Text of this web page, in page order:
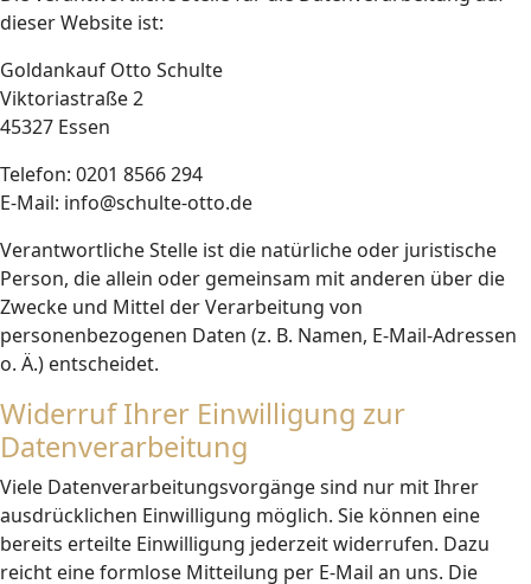
dieser Website ist:
Goldankauf Otto Schulte
Viktoriastraße 2
45327 Essen
Telefon: 0201 8566 294
E-Mail: info@schulte-otto.de
Verantwortliche Stelle ist die natürliche oder juristische
Person, die allein oder gemeinsam mit anderen über die
Zwecke und Mittel der Verarbeitung von
personenbezogenen Daten (z. B. Namen, E-Mail-Adressen
o. Ä.) entscheidet.
Widerruf Ihrer Einwilligung zur
Datenverarbeitung
Viele Datenverarbeitungsvorgänge sind nur mit Ihrer
ausdrücklichen Einwilligung möglich. Sie können eine
bereits erteilte Einwilligung jederzeit widerrufen. Dazu
reicht eine formlose Mitteilung per E-Mail an uns. Die